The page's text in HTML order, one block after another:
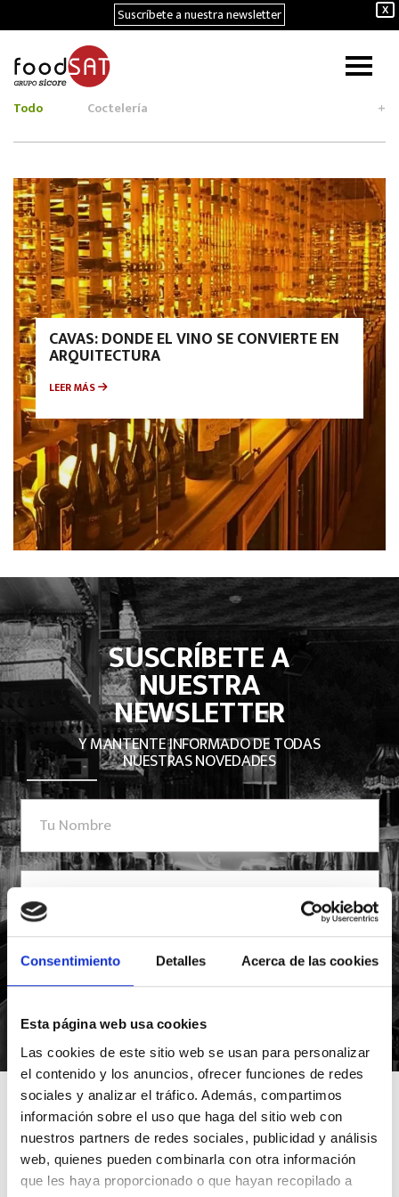
Consentimiento Detalles Acerca de las cookies
Esta página web usa cookies
Las cookies de este sitio web se usan para personalizar
el contenido y los anuncios, ofrecer funciones de redes
sociales y analizar el tráfico. Además, compartimos
información sobre el uso que haga del sitio web con
nuestros partners de redes sociales, publicidad y análisis
web, quienes pueden combinarla con otra información
que les haya proporcionado o que hayan recopilado a
X
Suscríbete a nuestra newsletter
Todo Coctelería +
CAVAS: DONDE EL VINO SE CONVIERTE EN
ARQUITECTURA
LEER MÁS
SUSCRÍBETE A
NUESTRA
NEWSLETTER
Y MANTENTE INFORMADO DE TODAS
NUESTRAS NOVEDADES
*Suscribiéndote aceptas nuestra política de privacidad